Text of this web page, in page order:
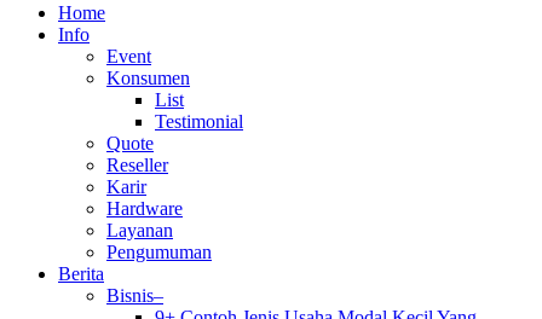
Home
Info
Event
Konsumen
List
Testimonial
Quote
Reseller
Karir
Hardware
Layanan
Pengumuman
Berita
Bisnis–